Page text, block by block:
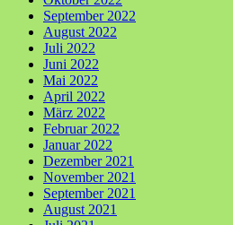
September 2022
August 2022
Juli 2022
Juni 2022
Mai 2022
April 2022
März 2022
Februar 2022
Januar 2022
Dezember 2021
November 2021
September 2021
August 2021